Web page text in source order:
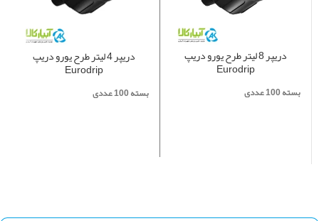
دریپر 8 لیتر طرح یورو دریپ
Eurodrip
بسته 100 عددی
دریپر 4 لیتر طرح یورو دریپ
Eurodrip
بسته 100 عددی